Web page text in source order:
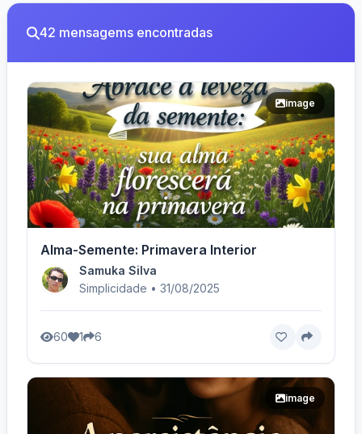
42 mensagems encontradas
image
Alma-Semente: Primavera Interior
Samuka Silva
Simplicidade • 31/08/2025
60 1 6
image